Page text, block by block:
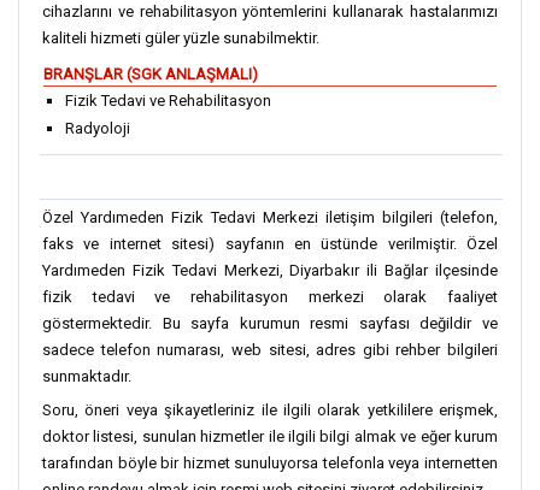
cihazlarını ve rehabilitasyon yöntemlerini kullanarak hastalarımızı
kaliteli hizmeti güler yüzle sunabilmektir.
BRANŞLAR (SGK ANLAŞMALI)
Fizik Tedavi ve Rehabilitasyon
Radyoloji
Özel Yardımeden Fizik Tedavi Merkezi iletişim bilgileri (telefon,
faks ve internet sitesi) sayfanın en üstünde verilmiştir. Özel
Yardımeden Fizik Tedavi Merkezi, Diyarbakır ili Bağlar ilçesinde
fizik tedavi ve rehabilitasyon merkezi olarak faaliyet
göstermektedir. Bu sayfa kurumun resmi sayfası değildir ve
sadece telefon numarası, web sitesi, adres gibi rehber bilgileri
sunmaktadır.
Soru, öneri veya şikayetleriniz ile ilgili olarak yetkililere erişmek,
doktor listesi, sunulan hizmetler ile ilgili bilgi almak ve eğer kurum
tarafından böyle bir hizmet sunuluyorsa telefonla veya internetten